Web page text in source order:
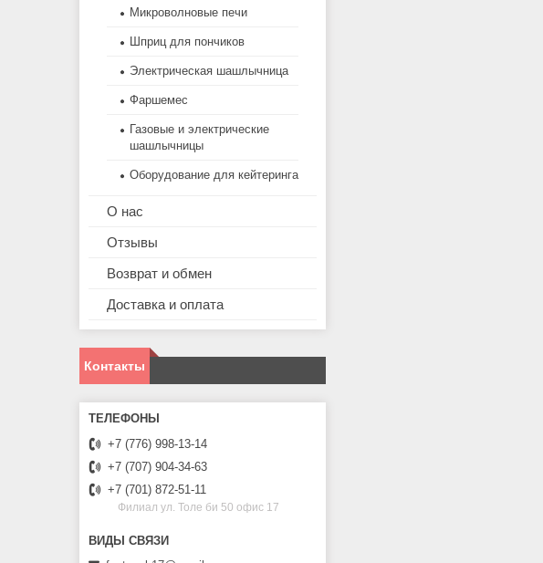
Микроволновые печи
Шприц для пончиков
Электрическая шашлычница
Фаршемес
Газовые и электрические
шашлычницы
Оборудование для кейтеринга
О нас
Отзывы
Возврат и обмен
Доставка и оплата
Контакты
+7 (776) 998-13-14
+7 (707) 904-34-63
+7 (701) 872-51-11
Филиал ул. Толе би 50 офис 17